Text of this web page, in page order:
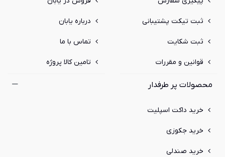
ثبت تیکت پشتیبانی
ثبت شکایت
قوانین و مقررات
درباره یابان
تماس با ما
تامین کالا پروژه
محصولات پر طرفدار
خرید داکت اسپلیت
خرید جکوزی
خرید صندلی